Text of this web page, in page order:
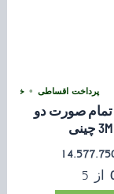
ترب‌پی بدون کارمزد
پرداخت اقساطی • خرید
صورت دو
از 5